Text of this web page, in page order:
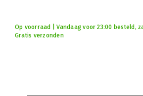
Op voorraad | Vandaag voor 23:00 besteld,
Gratis verzonden